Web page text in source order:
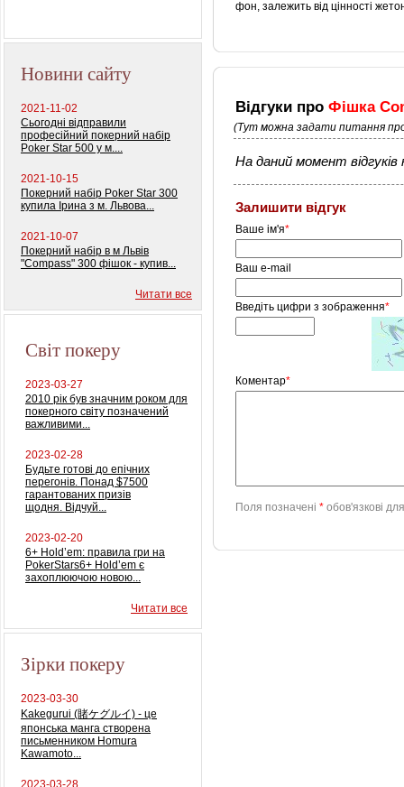
Новини сайту
2021-11-02
Сьогодні відправили
професійний покерний набір
Poker Star 500 у м....
2021-10-15
Покерний набір Poker Star 300
купила Ірина з м. Львова...
2021-10-07
Покерний набір в м Львів
"Compass" 300 фішок - купив...
Читати все
Світ покеру
2023-03-27
2010 рік був значним роком для
покерного світу позначений
важливими...
2023-02-28
Будьте готові до епічних
перегонів. Понад $7500
гарантованих призів
щодня. Відчуй...
2023-02-20
6+ Hold’em: правила гри на
PokerStars6+ Hold’em є
захоплюючою новою...
Читати все
Зірки покеру
2023-03-30
Kakegurui (賭ケグルイ) - це
японська манга створена
письменником Homura
Kawamoto...
2023-03-28
фон, залежить від цінності
Відгуки про Фішка
(Тут можна задати питання
На даний момент відгуків
Залишити відгук
Ваше ім'я*
Ваш e-mail
Введіть цифри з зображення*
Коментар*
Поля позначені * обов'язкові